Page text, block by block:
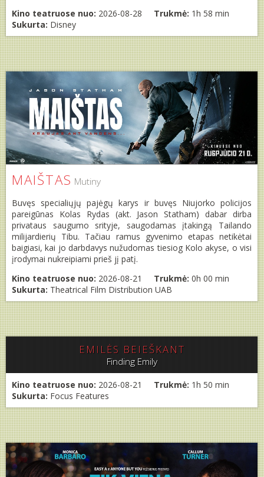
Kino teatruose nuo: 2026-08-28 Trukmė: 1h 58 min
Sukurta: Disney
MAIŠTAS Mutiny
Buvęs specialiųjų pajėgų karys ir buvęs Niujorko policijos
pareigūnas Kolas Rydas (akt. Jason Statham) dabar dirba
privataus saugumo srityje, saugodamas įtakingą Tailando
milijardierių Tibu. Tačiau ramus gyvenimo etapas netikėtai
baigiasi, kai jo darbdavys nužudomas tiesiog Kolo akyse, o visi
įrodymai nukreipiami prieš jį patį.
Kino teatruose nuo: 2026-08-21 Trukmė: 0h 00 min
Sukurta: Theatrical Film Distribution UAB
EMILĖS BEIEŠKANT
Finding Emily
Kino teatruose nuo: 2026-08-21 Trukmė: 1h 50 min
Sukurta: Focus Features